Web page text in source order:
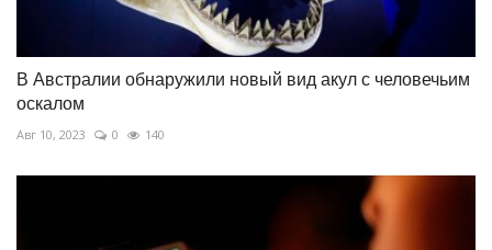
В Австралии обнаружили новый вид акул с человечьим
оскалом
Авг 10, 2023 0 140